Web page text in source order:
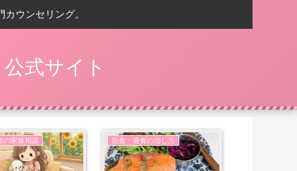
ウンセリング。
式サイト
の家族相談 拒食・過食の治し方